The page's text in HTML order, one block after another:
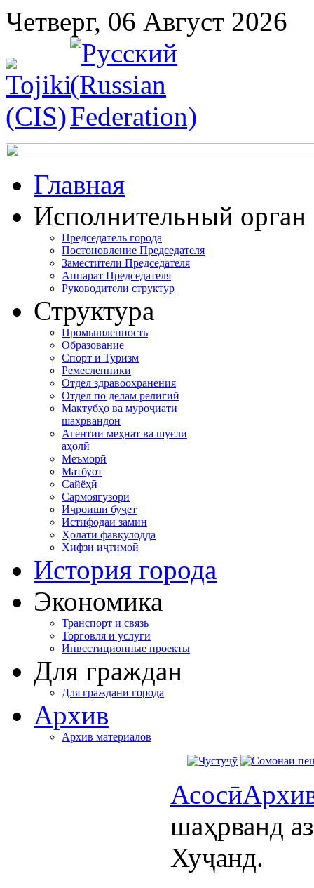
Четверг, 06 Август 2026
Главная
Исполнительный орган
Председатель города
Постоновление Председателя
Заместители Председателя
Аппарат Председателя
Руководители структур
Структура
Промышленность
Образование
Спорт и Туризм
Ремесленники
Отдел здравоохранения
Отдел по делам религий
Мактубҳо ва муроҷиати
шаҳрвандон
Агентии меҳнат ва шуғли
аҳолӣ
Меъморӣ
Матбуот
Сайёҳӣ
Сармоягузорӣ
Иҷроиши буҷет
Истифодаи замин
Ҳолати фавқулодда
Хифзи иҷтимоӣ
История города
Экономика
Транспорт и связь
Торговля и услуги
Инвестиционные проекты
Для граждан
Для граждани города
Архив
Архив материалов
Асосӣ
шаҳрванд
Хуҷанд.